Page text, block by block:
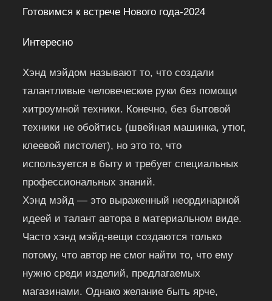
Готовимся к встрече Нового года-2024
Интересно
Хэнд мэйдом называют то, что создали
талантливые человеческие руки без помощи
хитроумной техники. Конечно, без бытовой
техники не обойтись (швейная машинка, утюг,
клеевой пистолет), но это то, что
используется в быту и требует специальных
профессиональных знаний.
Хэнд мэйд — это выраженный неординарной
идеей и талант автора в материальном виде.
Часто хэнд мэйд-вещи создаются только
потому, что автор не смог найти то, что ему
нужно среди изделий, предлагаемых
магазинами. Однако желание быть ярче,